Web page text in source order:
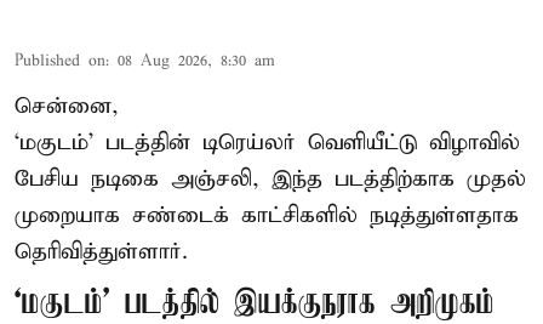
Published on: 08 Aug 2026, 8:30 am
சென்னை,
‘மகுடம்’ படத்தின் டிரெய்லர் வெளியீட்டு விழாவில்
பேசிய நடிகை அஞ்சலி, இந்த படத்திற்காக முதல்
முறையாக சண்டைக் காட்சிகளில் நடித்துள்ளதாக
தெரிவித்துள்ளார்.
‘மகுடம்’ படத்தில் இயக்குநராக அறிமுகம்